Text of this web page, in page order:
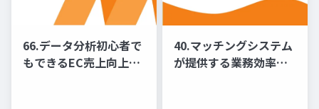
66.データ分析初心者で
もできるEC売上向上の
40.マッチングシステム
が提供する業務効率化